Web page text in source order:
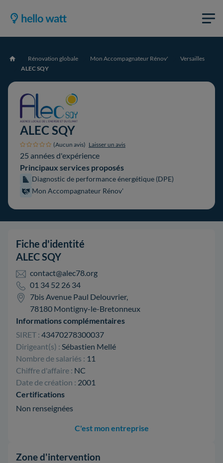
Accueil Rénovation globale Mon Accompagnateur Rénov'
Versailles
ALEC SQY
ALEC SQY
(Aucun avis) Laisser un avis
25 années d'expérience
Principaux services proposés
Diagnostic de performance énergétique (DPE)
Mon Accompagnateur Rénov'
Fiche d'identité
ALEC SQY
contact@alec78.org
01 34 52 26 34
7bis Avenue Paul Delouvrier,
78180 Montigny-le-Bretonneux
Informations complémentaires
SIRET : 43470278300037
Dirigeant(s) : Sébastien Mellé
Nombre de salariés : 11
Chiffre d'affaire : NC
Date de création : 2001
Certifications
Non renseignées
C'est mon entreprise
Zone d'intervention